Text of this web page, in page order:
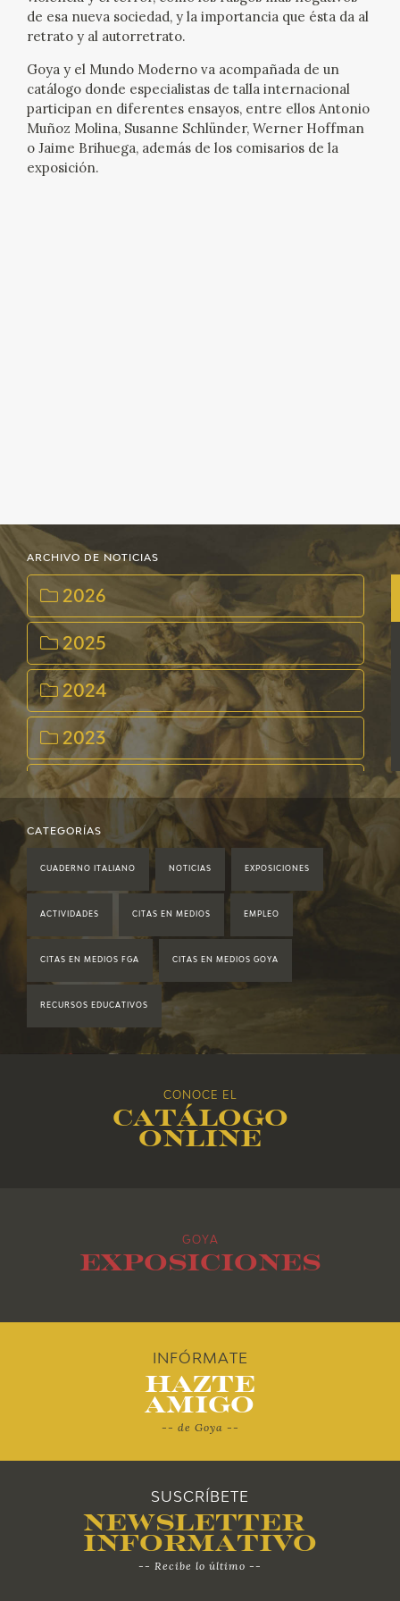
de esa nueva sociedad, y la importancia que ésta da al
retrato y al autorretrato.
Goya y el Mundo Moderno va acompañada de un
catálogo donde especialistas de talla internacional
participan en diferentes ensayos, entre ellos Antonio
Muñoz Molina, Susanne Schlünder, Werner Hoffman
o Jaime Brihuega, además de los comisarios de la
exposición.
ARCHIVO DE NOTICIAS
2026
2025
2024
2023
2022
2021
2017
2012
CATEGORÍAS
CUADERNO ITALIANO NOTICIAS EXPOSICIONES
ACTIVIDADES CITAS EN MEDIOS EMPLEO
CITAS EN MEDIOS FGA CITAS EN MEDIOS GOYA
RECURSOS EDUCATIVOS
CONOCE EL
Catálogo
online
GOYA
Exposiciones
INFÓRMATE
Hazte
Amigo
-- de Goya --
SUSCRÍBETE
Newsletter
Informativo
-- Recibe lo último --